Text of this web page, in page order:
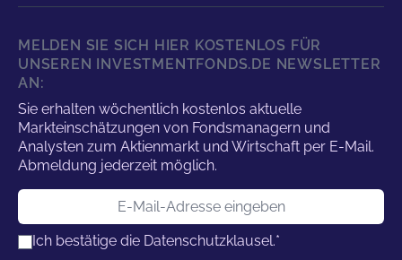
MELDEN SIE SICH HIER KOSTENLOS FÜR
UNSEREN INVESTMENTFONDS.DE NEWSLETTER
AN:
Sie erhalten wöchentlich kostenlos aktuelle
Markteinschätzungen von Fondsmanagern und
Analysten zum Aktienmarkt und Wirtschaft per E-Mail.
Abmeldung jederzeit möglich.
E-Mail-Adresse
Ich bestätige die Datenschutzklausel.*